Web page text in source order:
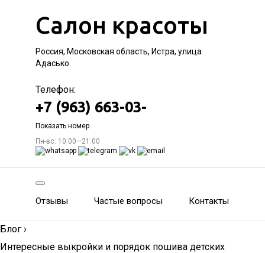
Салон красоты
Россия, Московская область, Истра, улица
Адасько
Телефон:
+7 (963) 663-03-
Показать номер
Пн-вс: 10:00—21:00
Отзывы Частые вопросы Контакты
Блог ›
Интересные выкройки и порядок пошива детских